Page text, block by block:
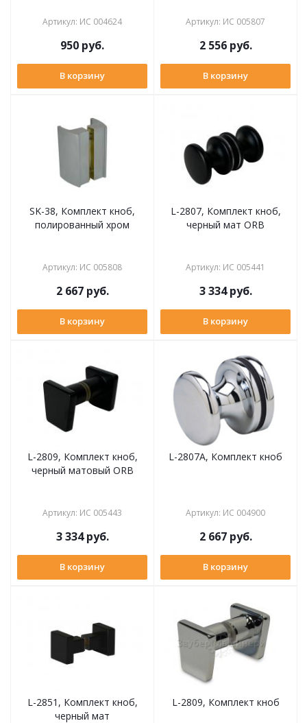
Артикул: ИС 004624
950 руб.
В корзину
Артикул: ИС 005807
2 556руб.
В корзину
SK-38, Комплект кноб,
полированный хром
Артикул: ИС 005808
2 667руб.
В корзину
L-2807, Комплект кноб,
черный мат ORB
Артикул: ИС 005441
3 334руб.
В корзину
L-2809, Комплект кноб,
черный матовый ORB
Артикул: ИС 005443
3 334руб.
В корзину
L-2807A, Комплект кноб
Артикул: ИС 004900
2 667руб.
В корзину
L-2851, Комплект кноб,
черный мат
L-2809, Комплект кноб